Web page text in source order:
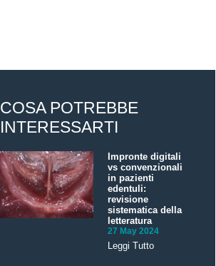
COSA POTREBBE
INTERESSARTI
Impronte digitali
vs convenzionali
in pazienti
edentuli:
revisione
sistematica della
letteratura
27 May 2024
Leggi Tutto